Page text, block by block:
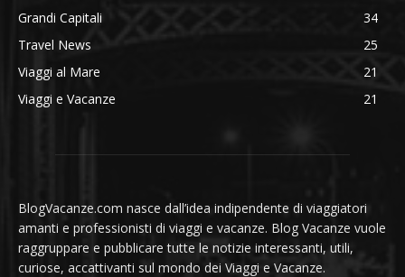
Grandi Capitali
34
Travel News
25
Viaggi al Mare
21
Viaggi e Vacanze
21
BlogVacanze.com nasce dall’idea indipendente di viaggiatori
amanti e professionisti di viaggi e vacanze. Blog Vacanze vuole
raggruppare e pubblicare tutte le notizie interessanti, utili,
curiose, accattivanti sul mondo dei Viaggi e Vacanze.